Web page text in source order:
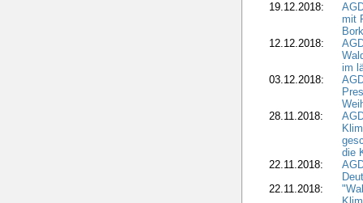
19.12.2018:
mit
12.12.2018:
im
03.12.2018:
28.11.2018:
die
22.11.2018:
22.11.2018: